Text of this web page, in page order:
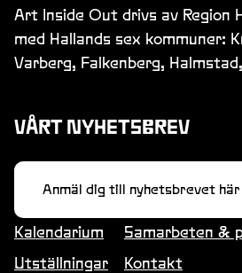
Art Inside Out drivs av Region
med Hallands sex kommuner:
Varberg, Falkenberg,
VÅRT NYHETSBREV
Anmäl dig till nyhetsbrevet här
Kalendarium
Utställningar
Samarbeten &
Kontakt